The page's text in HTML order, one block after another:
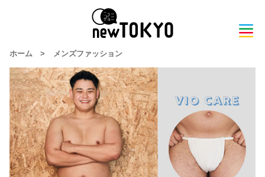
ホーム > メンズファッション